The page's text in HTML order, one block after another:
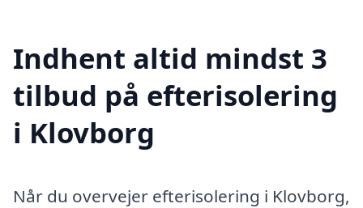
Indhent altid mindst 3
tilbud på efterisolering
i Klovborg
Når du overvejer efterisolering i Klovborg,